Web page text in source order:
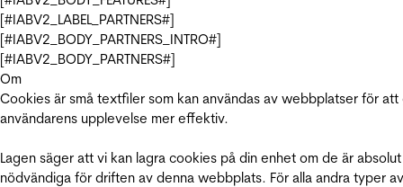
[#IABV2_LABEL_PARTNERS#]
[#IABV2_BODY_PARTNERS_INTRO#]
[#IABV2_BODY_PARTNERS#]
Om
Cookies är små textfiler som kan användas av webbplatser för att
användarens upplevelse mer effektiv.
Lagen säger att vi kan lagra cookies på din enhet om de är absolut
nödvändiga för driften av denna webbplats. För alla andra typer av